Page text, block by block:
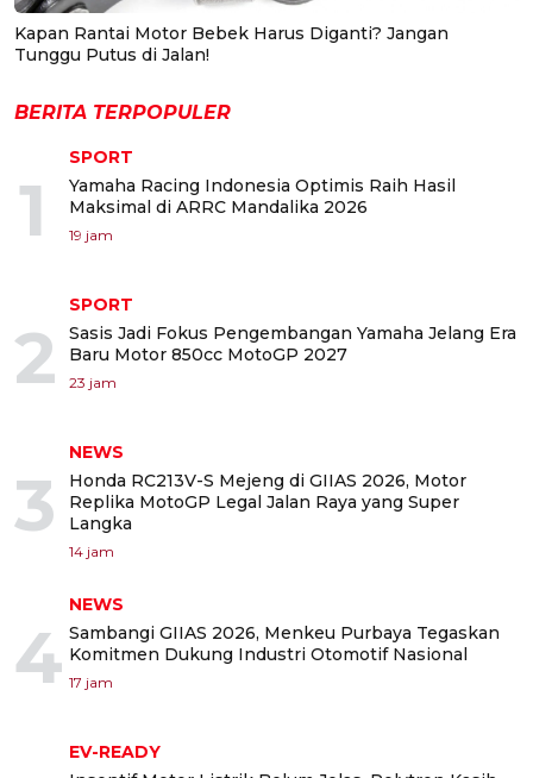
Kapan Rantai Motor Bebek Harus Diganti? Jangan
Tunggu Putus di Jalan!
BERITA TERPOPULER
1
SPORT
Yamaha Racing Indonesia Optimis Raih Hasil
Maksimal di ARRC Mandalika 2026
19 jam
2
SPORT
Sasis Jadi Fokus Pengembangan Yamaha Jelang Era
Baru Motor 850cc MotoGP 2027
23 jam
3
NEWS
Honda RC213V-S Mejeng di GIIAS 2026, Motor
Replika MotoGP Legal Jalan Raya yang Super
Langka
14 jam
4
NEWS
Sambangi GIIAS 2026, Menkeu Purbaya Tegaskan
Komitmen Dukung Industri Otomotif Nasional
17 jam
EV-READY